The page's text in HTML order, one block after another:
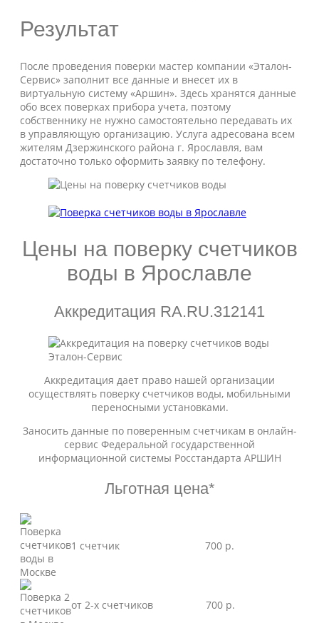
Результат
После проведения поверки мастер компании «Эталон-
Сервис» заполнит все данные и внесет их в
виртуальную систему «Аршин». Здесь хранятся данные
обо всех поверках прибора учета, поэтому
собственнику не нужно самостоятельно передавать их
в управляющую организацию. Услуга адресована всем
жителям Дзержинского района г. Ярославля, вам
достаточно только оформить заявку по телефону.
Цены на поверку счетчиков
воды в Ярославле
Аккредитация RA.RU.312141
Аккредитация дает право нашей организации
осуществлять поверку счетчиков воды, мобильными
переносными установками.
Заносить данные по поверенным счетчикам в онлайн-
сервис Федеральной государственной
информационной системы Росстандарта АРШИН
Льготная цена*
1 счетчик 700 р.
от 2-х счетчиков 700 р.